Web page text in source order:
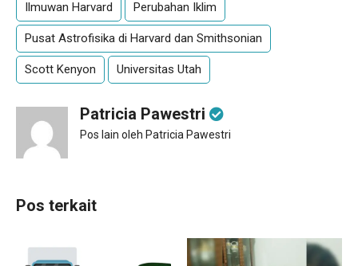
Ilmuwan Harvard Perubahan Iklim
Pusat Astrofisika di Harvard dan Smithsonian
Scott Kenyon Universitas Utah
Patricia Pawestri
Pos lain oleh Patricia Pawestri
Pos terkait